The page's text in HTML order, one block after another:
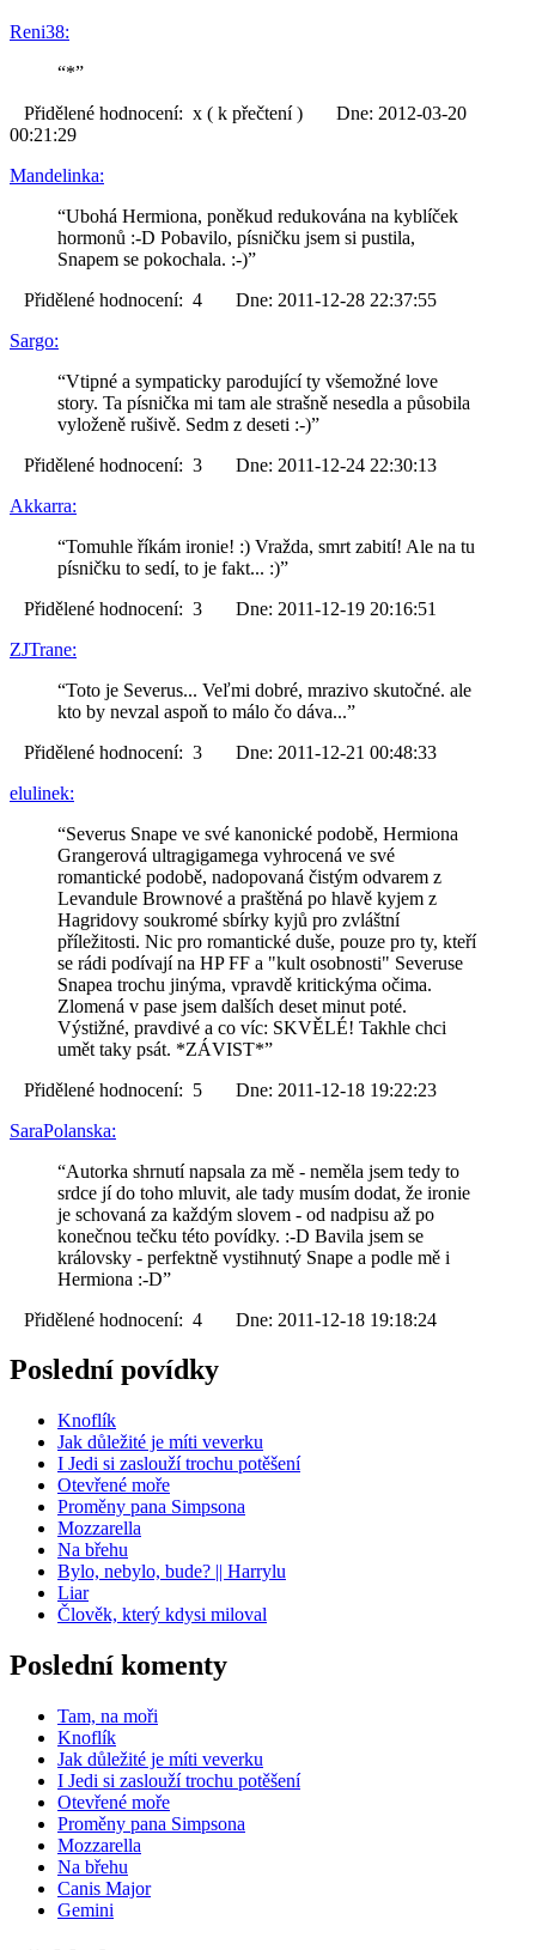
Reni38:
“*”
Přidělené hodnocení: x ( k přečtení ) Dne: 2012-03-20
00:21:29
Mandelinka:
“Ubohá Hermiona, poněkud redukována na kyblíček
hormonů :-D Pobavilo, písničku jsem si pustila,
Snapem se pokochala. :-)”
Přidělené hodnocení: 4 Dne: 2011-12-28 22:37:55
Sargo:
“Vtipné a sympaticky parodující ty všemožné love
story. Ta písnička mi tam ale strašně nesedla a působila
vyloženě rušivě. Sedm z deseti :-)”
Přidělené hodnocení: 3 Dne: 2011-12-24 22:30:13
Akkarra:
“Tomuhle říkám ironie! :) Vražda, smrt zabití! Ale na tu
písničku to sedí, to je fakt... :)”
Přidělené hodnocení: 3 Dne: 2011-12-19 20:16:51
ZJTrane:
“Toto je Severus... Veľmi dobré, mrazivo skutočné. ale
kto by nevzal aspoň to málo čo dáva...”
Přidělené hodnocení: 3 Dne: 2011-12-21 00:48:33
elulinek:
“Severus Snape ve své kanonické podobě, Hermiona
Grangerová ultragigamega vyhrocená ve své
romantické podobě, nadopovaná čistým odvarem z
Levandule Brownové a praštěná po hlavě kyjem z
Hagridovy soukromé sbírky kyjů pro zvláštní
příležitosti. Nic pro romantické duše, pouze pro ty, kteří
se rádi podívají na HP FF a "kult osobnosti" Severuse
Snapea trochu jinýma, vpravdě kritickýma očima.
Zlomená v pase jsem dalších deset minut poté.
Výstižné, pravdivé a co víc: SKVĚLÉ! Takhle chci
umět taky psát. *ZÁVIST*”
Přidělené hodnocení: 5 Dne: 2011-12-18 19:22:23
SaraPolanska:
“Autorka shrnutí napsala za mě - neměla jsem tedy to
srdce jí do toho mluvit, ale tady musím dodat, že ironie
je schovaná za každým slovem - od nadpisu až po
konečnou tečku této povídky. :-D Bavila jsem se
královsky - perfektně vystihnutý Snape a podle mě i
Hermiona :-D”
Přidělené hodnocení: 4 Dne: 2011-12-18 19:18:24
Poslední povídky
Knoflík
Jak důležité je míti veverku
I Jedi si zaslouží trochu potěšení
Otevřené moře
Proměny pana Simpsona
Mozzarella
Na břehu
Bylo, nebylo, bude? || Harrylu
Liar
Člověk, který kdysi miloval
Poslední komenty
Tam, na moři
Knoflík
Jak důležité je míti veverku
I Jedi si zaslouží trochu potěšení
Otevřené moře
Proměny pana Simpsona
Mozzarella
Na břehu
Canis Major
Gemini